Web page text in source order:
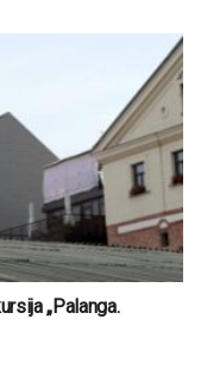
„Palanga.